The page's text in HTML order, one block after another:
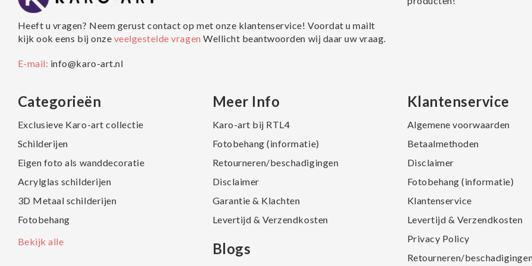
Heeft u vragen? Neem gerust contact op met onze klantenservice! Voordat u mailt
kijk ook eens bij onze veelgestelde vragenWellicht beantwoorden wij daar uw vraag.
E-mail: info@karo-art.nl
Categorieën
Exclusieve Karo-art collectie
Schilderijen
Eigen foto als wanddecoratie
Acrylglas schilderijen
3D Metaal schilderijen
Fotobehang
Bekijk alle
Meer Info
Karo-art bij RTL4
Fotobehang (informatie)
Retourneren/beschadigingen
Disclaimer
Garantie & Klachten
Levertijd & Verzendkosten
Blogs
Klantenservice
Algemene voorwaarden
Betaalmethoden
Disclaimer
Fotobehang (informatie)
Klantenservice
Levertijd & Verzendkosten
Privacy Policy
Retourneren/